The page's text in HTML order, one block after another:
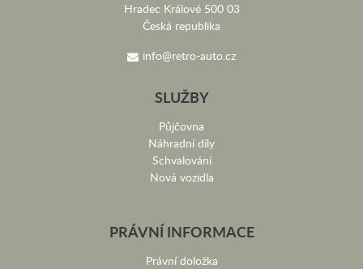
Hradec Králové 500 03
Česká republika
info@retro-auto.cz
SLUŽBY
Půjčovna
Náhradní díly
Schvalování
Nová vozidla
PRÁVNÍ INFORMACE
Právní doložka